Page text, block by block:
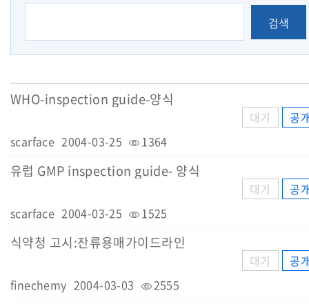
검색
WHO-inspection guide-양식
대기
공
scarface 2004-03-25 1364
유럽 GMP inspection guide- 양식
대기
공
scarface 2004-03-25 1525
식약청 고시:잔류용매가이드라인
대기
공
finechemy 2004-03-03 2555